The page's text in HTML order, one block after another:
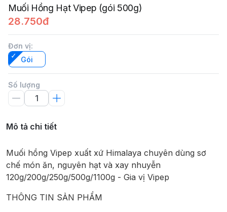
Muối Hồng Hạt Vipep (gói 500g)
28.750đ
Đơn vị:
Gói
Số lượng
Mô tả chi tiết
Muối hồng Vipep xuất xứ Himalaya chuyên dùng sơ
chế món ăn, nguyên hạt và xay nhuyễn
120g/200g/250g/500g/1100g - Gia vị Vipep
THÔNG TIN SẢN PHẨM